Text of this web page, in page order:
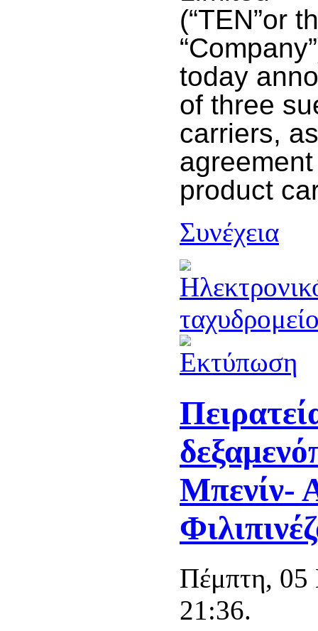
(“TEN”or
today
of three
carriers,
product
Συνέχεια
Μπενίν-
Πέμπτη, 05
21:36.